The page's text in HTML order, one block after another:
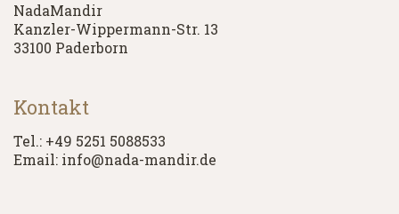
NadaMandir
Kanzler-Wippermann-Str. 13
33100 Paderborn
Kontakt
Tel.: +49 5251 5088533
Email: info@nada-mandir.de